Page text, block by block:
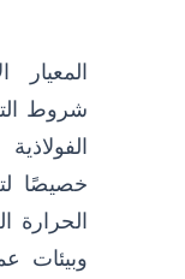
المعيار
شروط
خصيصًا
الحرارة
وبيئات